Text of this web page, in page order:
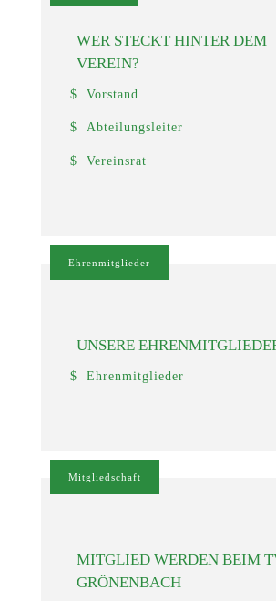
WER STECKT HINTER DEM
VEREIN?
Vorstand
Abteilungsleiter
Vereinsrat
Ehrenmitglieder
UNSERE
Ehrenmitglieder
Mitgliedschaft
MITGLIED WERDEN BEIM
GRÖNENBACH